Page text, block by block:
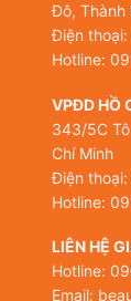
Đô, Thành
Điện
Hotline:
VPĐD HỒ
343/5C
Chí Minh
Điện
Hotline:
LIÊN HỆ
Hotline:
Email: